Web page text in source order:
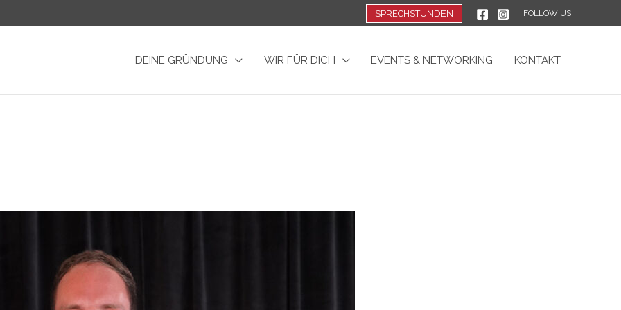
SPRECHSTUNDEN FOLLOW US
DEINE GRÜNDUNG WIR FÜR DICH EVENTS & NETWORKING KONTAKT